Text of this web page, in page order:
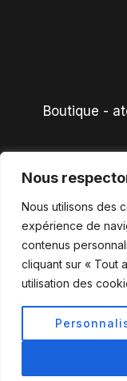
Nous
Nous utilisons des
expérience de
contenus
cliquant sur « Tout
utilisation des
Boutique -